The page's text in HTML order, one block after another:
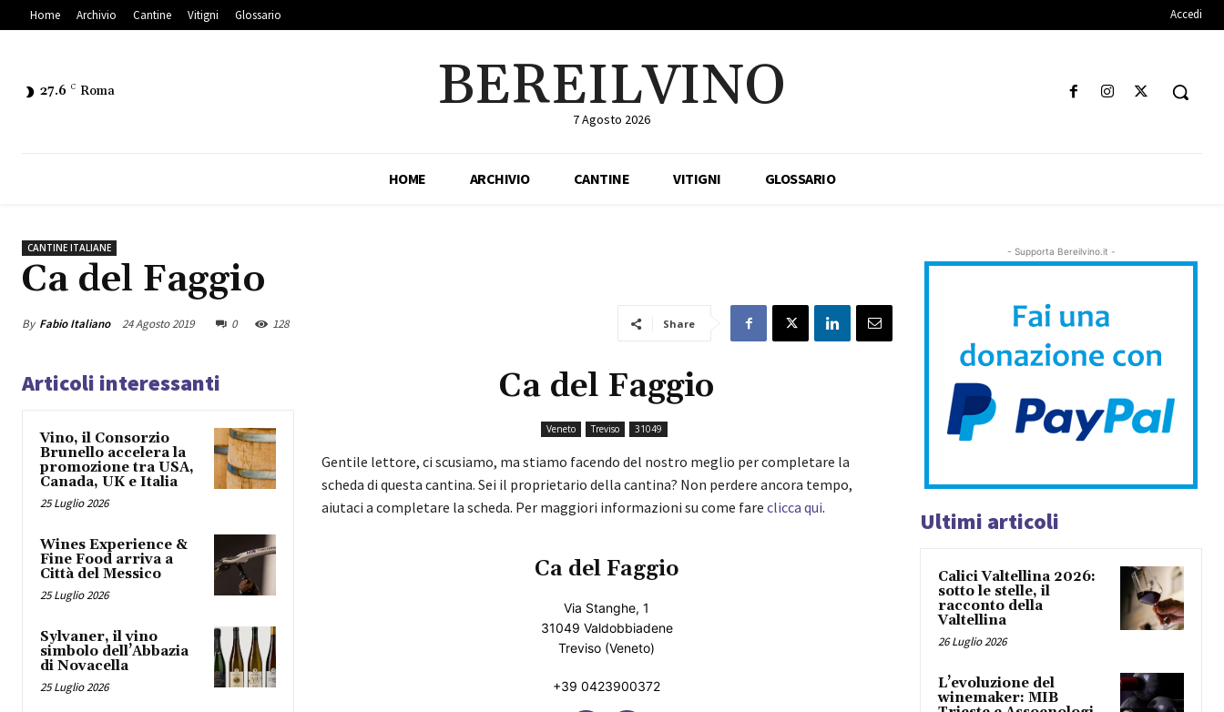
Home Archivio Cantine Vitigni Glossario Accedi
27.6 C Roma BEREILVINO
7 Agosto 2026
HOME ARCHIVIO CANTINE VITIGNI GLOSSARIO
CANTINE ITALIANE
Ca del Faggio
By Fabio Italiano 24 Agosto 2019 0 128 Share
Articoli interessanti
Vino, il Consorzio
Brunello accelera la
promozione tra USA,
Canada, UK e Italia
25 Luglio 2026
Wines Experience &
Fine Food arriva a
Città del Messico
25 Luglio 2026
Sylvaner, il vino
simbolo dell’Abbazia
di Novacella
25 Luglio 2026
Ca del Faggio
Veneto Treviso 31049
Gentile lettore, ci scusiamo, ma stiamo facendo del nostro meglio per completare la
scheda di questa cantina. Sei il proprietario della cantina? Non perdere ancora tempo,
aiutaci a completare la scheda. Per maggiori informazioni su come fare clicca qui.
Ca del Faggio
Via Stanghe, 1
31049 Valdobbiadene
Treviso (Veneto)
+39 0423900372
- Supporta Bereilvino.it -
Ultimi articoli
Calici Valtellina 2026:
sotto le stelle, il
racconto della
Valtellina
26 Luglio 2026
L’evoluzione del
winemaker: MIB